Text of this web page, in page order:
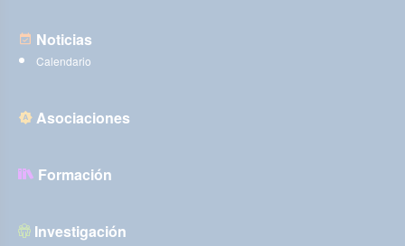
Noticias
Calendario
Asociaciones
Formación
Investigación